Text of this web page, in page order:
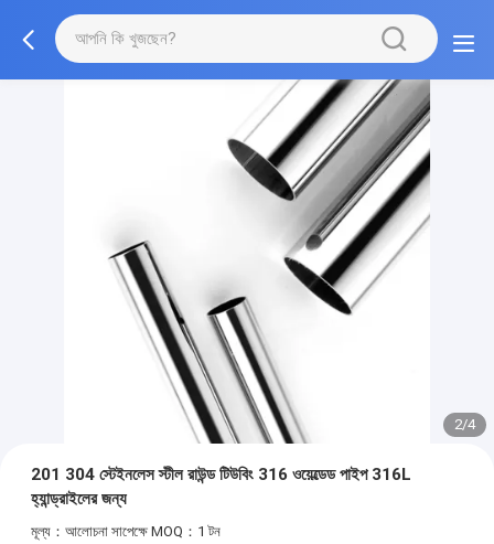
2/4
201 304 স্টেইনলেস স্টীল রাউন্ড টিউবিং 316 ওয়েল্ডেড পাইপ 316L
হ্যান্ড্রাইলের জন্য
মূল্য：আলোচনা সাপেক্ষে MOQ：1 টন